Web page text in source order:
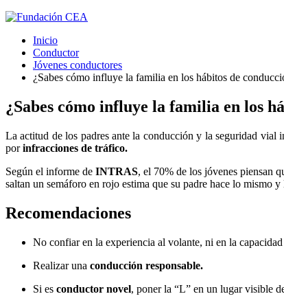
Inicio
Conductor
Jóvenes conductores
¿Sabes cómo influye la familia en los hábitos de
¿Sabes cómo influye la familia en los
La actitud de los padres ante la conducción y la seguridad vial
porinfracciones de tráfico.
Según el informe de INTRAS, el 70% de los jóvenes piensan
saltan un semáforo en rojo estima que su padre hace lo mismo
Recomendaciones
No confiar en la experiencia al volante, ni en la capacidad
Realizar una conducción responsable.
Si es conductor novel, poner la “L” en un lugar visible